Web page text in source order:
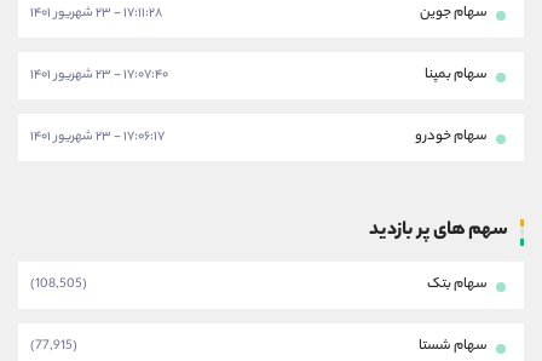
سهام جوین ۱۷:۱۱:۲۸ - ۲۳ شهریور ۱۴۰۱
سهام بمپنا ۱۷:۰۷:۴۰ - ۲۳ شهریور ۱۴۰۱
سهام خودرو ۱۷:۰۶:۱۷ - ۲۳ شهریور ۱۴۰۱
سهم های پر بازدید
سهام بتک (108,505)
سهام شستا (77,915)